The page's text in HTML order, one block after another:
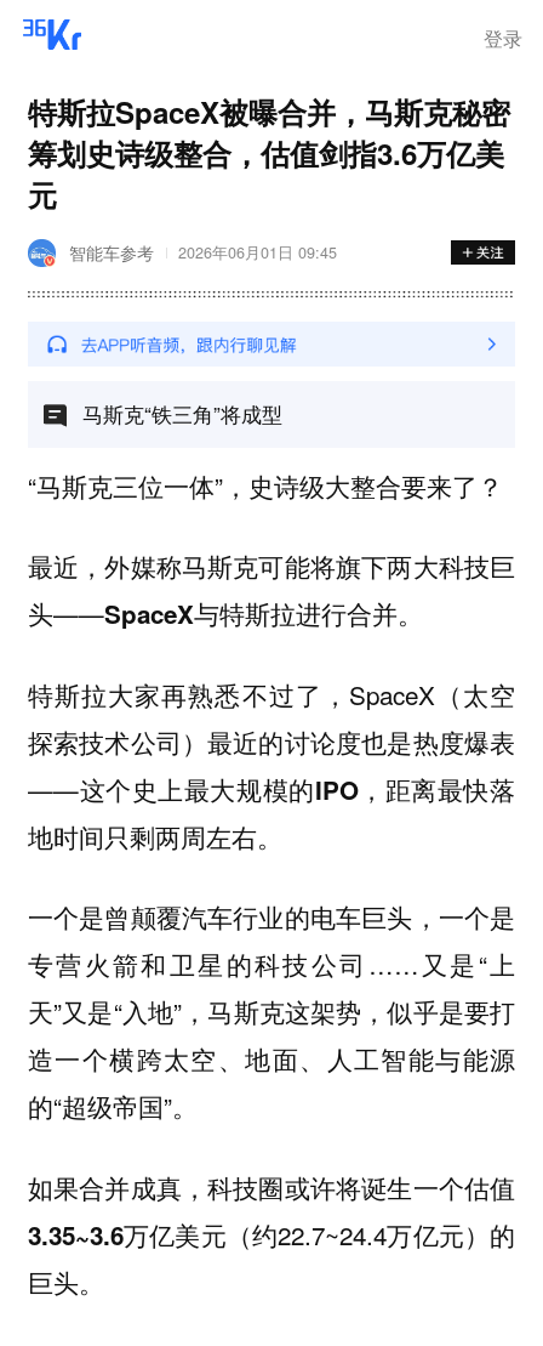
登录
特斯拉SpaceX被曝合并，马斯克秘密
筹划史诗级整合，估值剑指3.6万亿美
元
智能车参考 2026年06月01日 09:45
马斯克“铁三角”将成型
“马斯克三位一体”，史诗级大整合要来了？
最近，外媒称马斯克可能将旗下两大科技巨
头——SpaceX与特斯拉进行合并。
特斯拉大家再熟悉不过了，SpaceX（太空
探索技术公司）最近的讨论度也是热度爆表
——这个史上最大规模的IPO，距离最快落
地时间只剩两周左右。
一个是曾颠覆汽车行业的电车巨头，一个是
专营火箭和卫星的科技公司……又是“上
天”又是“入地”，马斯克这架势，似乎是要打
造一个横跨太空、地面、人工智能与能源
的“超级帝国”。
如果合并成真，科技圈或许将诞生一个估值
3.35~3.6万亿美元 （约22.7~24.4万亿元）的
巨头。